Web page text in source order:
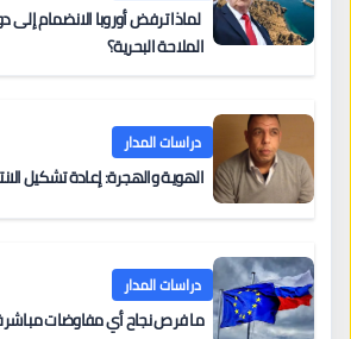
لماذا ترفض أوروبا الانضمام
الملاحة البحرية؟
دراسات المدار
الهوية والهجرة: إعادة تشكيل
دراسات المدار
ما فرص نجاح أي مفاوضات مباشرة